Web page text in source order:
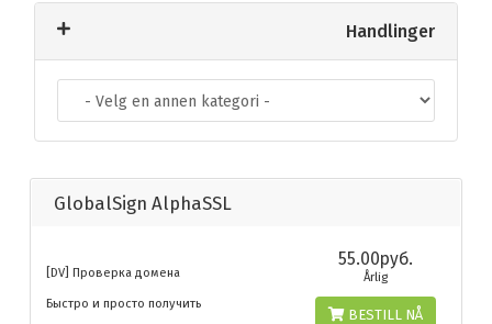
Handlinger
GlobalSign AlphaSSL
[DV] Проверка домена
Быстро и просто получить
55.00руб.
Årlig
BESTILL NÅ